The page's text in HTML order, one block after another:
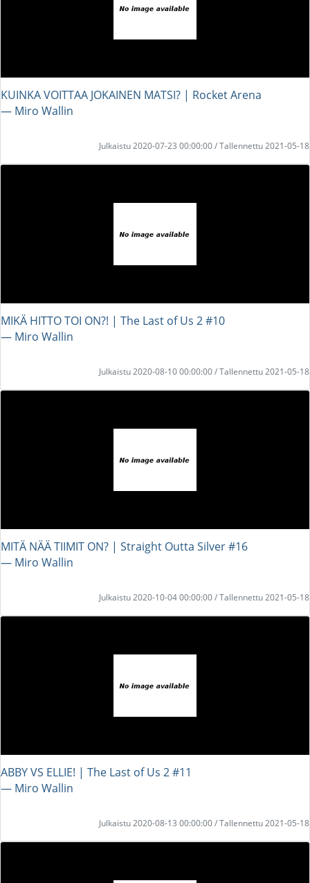
KUINKA VOITTAA JOKAINEN MATSI? | Rocket Arena
― Miro Wallin
Julkaistu 2020-07-23 00:00:00 / Tallennettu 2021-05-18
MIKÄ HITTO TOI ON?! | The Last of Us 2 #10
― Miro Wallin
Julkaistu 2020-08-10 00:00:00 / Tallennettu 2021-05-18
MITÄ NÄÄ TIIMIT ON? | Straight Outta Silver #16
― Miro Wallin
Julkaistu 2020-10-04 00:00:00 / Tallennettu 2021-05-18
ABBY VS ELLIE! | The Last of Us 2 #11
― Miro Wallin
Julkaistu 2020-08-13 00:00:00 / Tallennettu 2021-05-18